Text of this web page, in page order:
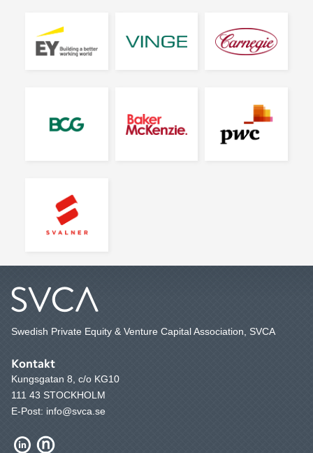
Swedish Private Equity & Venture Capital Association, SVCA
Kontakt
Kungsgatan 8, c/o KG10
111 43 STOCKHOLM
E-Post: info@svca.se